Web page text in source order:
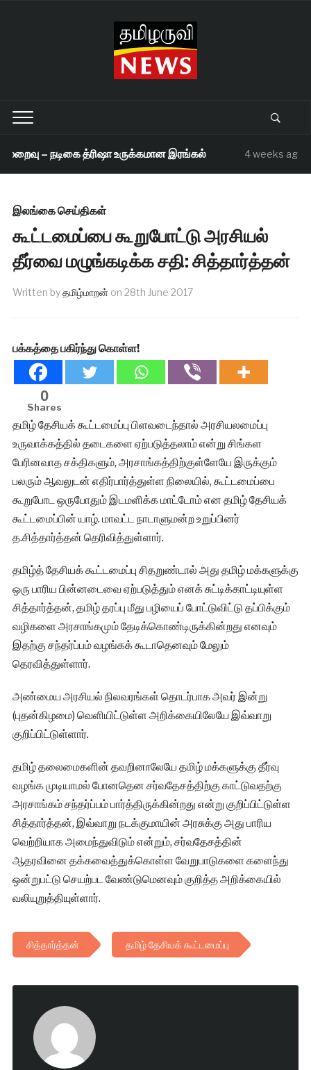
– நடிகை த்ரிஷா உருக்கமான இரங்கல் 4 weeks ago
இலங்கை செய்திகள்
கூட்டமைப்பை கூறுபோட்டு அரசியல்
தீர்வை மழுங்கடிக்க சதி: சித்தார்த்தன்
Written byதமிழ்மாறன் on 28th June 2017
பக்கத்தை பகிர்ந்து கொள்ள!
0
Shares
தமிழ் தேசியக் கூட்டமைப்பு பிளவடைந்தால் அரசியலமைப்பு
உருவாக்கத்தில் தடைகளை ஏற்படுத்தலாம் என்று சிங்கள
பேரினவாத சக்திகளும், அரசாங்கத்திற்குள்ளேயே இருக்கும்
பலரும் ஆவலுடன் எதிர்பார்த்துள்ள நிலையில், கூட்டமைப்பை
கூறுபோட ஒருபோதும் இடமளிக்க மாட்டோம் என தமிழ் தேசியக்
கூட்டமைப்பின் யாழ். மாவட்ட நாடாளுமன்ற உறுப்பினர்
த.சித்தார்த்தன் தெரிவித்துள்ளார்.
தமிழ்த் தேசியக் கூட்டமைப்பு சிதறுண்டால் அது தமிழ் மக்களுக்கு
ஒரு பாரிய பின்னடைவை ஏற்படுத்தும் எனக் சுட்டிக்காட்டியுள்ள
சித்தார்த்தன், தமிழ் தரப்பு மீது பழியைப் போட்டுவிட்டு தப்பிக்கும்
வழிகளை அரசாங்கமும் தேடிக்கொண்டிருக்கின்றது எனவும்
இதற்கு சந்தர்ப்பம் வழங்கக் கூடாதெனவும் மேலும்
தெரவித்துள்ளார்.
அண்மைய அரசியல் நிலவரங்கள் தொடர்பாக அவர் இன்று
(புதன்கிழமை) வெளியிட்டுள்ள அறிக்கையிலேயே இவ்வாறு
குறிப்பிட்டுள்ளார்.
தமிழ் தலைமைகளின் தவறினாலேயே தமிழ் மக்களுக்கு தீர்வு
வழங்க முடியாமல் போனதென சர்வதேசத்திற்கு காட்டுவதற்கு
அரசாங்கம் சந்தர்ப்பம் பார்த்திருக்கின்றது என்று குறிப்பிட்டுள்ள
சித்தார்த்தன், இவ்வாறு நடக்குமாயின் அரசுக்கு அது பாரிய
வெற்றியாக அமைந்துவிடும் என்றும், சர்வதேசத்தின்
ஆதரவினை தக்கவைத்துக்கொள்ள வேறுபாடுகளை களைந்து
ஒன்றுபட்டு செயற்பட வேண்டுமெனவும் குறித்த அறிக்கையில்
வலியுறுத்தியுள்ளார்.
சித்தார்த்தன் தமிழ் தேசியக் கூட்டமைப்பு